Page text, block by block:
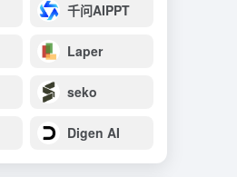
千问AIPPT
Laper
seko
Digen AI